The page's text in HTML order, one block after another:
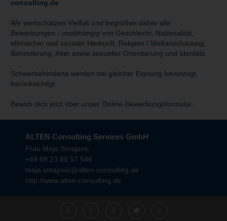
consulting.de
Wir wertschätzen Vielfalt und begrüßen daher alle
Bewerbungen - unabhängig von Geschlecht, Nationalität,
ethnischer und sozialer Herkunft, Religion / Weltanschauung,
Behinderung, Alter sowie sexueller Orientierung und Identität.
Schwerbehinderte werden bei gleicher Eignung bevorzugt
berücksichtigt.
Bewirb dich jetzt über unser Online-Bewerbungsformular.
ALTEN Consulting Services GmbH
Frau Maja Smajovic
+49 89 23 88 57 546
maja.smajovic@alten-consulting.de
http://www.alten-consulting.de